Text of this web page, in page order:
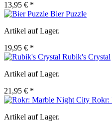
13,95 € *
Bier Puzzle
Artikel auf Lager.
19,95 € *
Rubik's Crystal
Artikel auf Lager.
21,95 € *
Rokr:
Artikel auf Lager.